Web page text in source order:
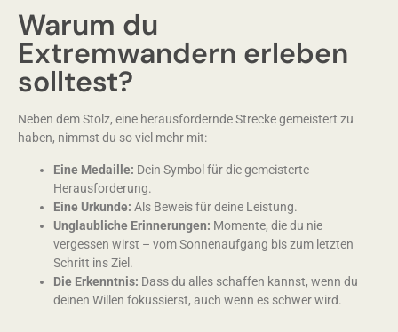
Warum du
Extremwandern erleben
solltest?
Neben dem Stolz, eine herausfordernde Strecke gemeistert zu
haben, nimmst du so viel mehr mit:
Eine Medaille: Dein Symbol für die gemeisterte
Herausforderung.
Eine Urkunde: Als Beweis für deine Leistung.
Unglaubliche Erinnerungen: Momente, die du nie
vergessen wirst – vom Sonnenaufgang bis zum letzten
Schritt ins Ziel.
Die Erkenntnis: Dass du alles schaffen kannst, wenn du
deinen Willen fokussierst, auch wenn es schwer wird.